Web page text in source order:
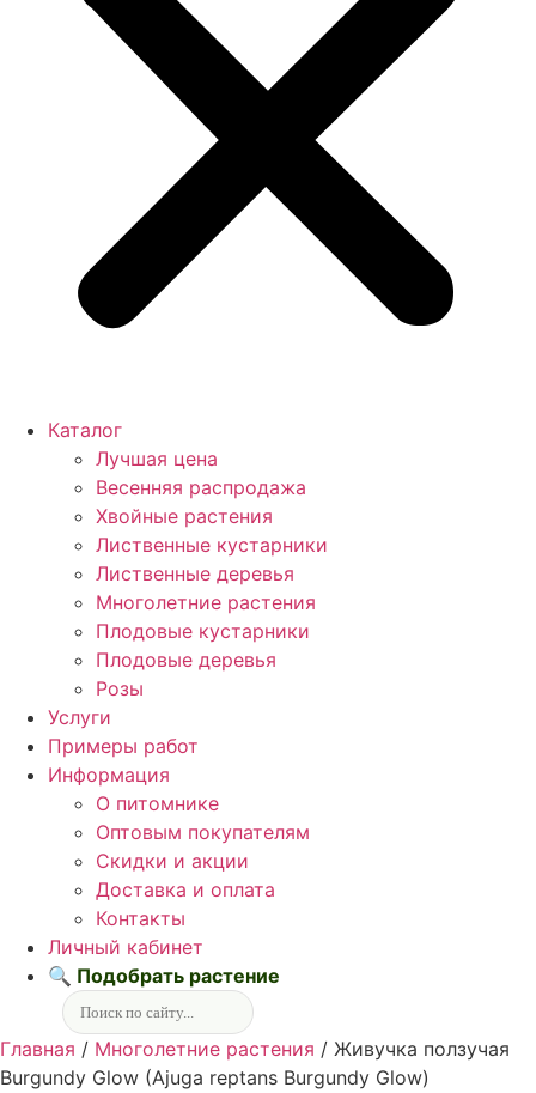
Каталог
Лучшая цена
Весенняя распродажа
Хвойные растения
Лиственные кустарники
Лиственные деревья
Многолетние растения
Плодовые кустарники
Плодовые деревья
Розы
Услуги
Примеры работ
Информация
О питомнике
Оптовым покупателям
Скидки и акции
Доставка и оплата
Контакты
Личный кабинет
🔍 Подобрать растение
Главная / Многолетние растения / Живучка ползучая
Burgundy Glow (Ajuga reptans Burgundy Glow)